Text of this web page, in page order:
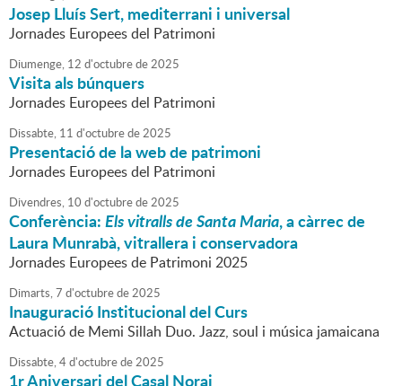
Josep Lluís Sert, mediterrani i universal
Jornades Europees del Patrimoni
Diumenge, 12 d'octubrede2025
Visita als búnquers
Jornades Europees del Patrimoni
Dissabte, 11 d'octubrede2025
Presentació de la web de patrimoni
Jornades Europees del Patrimoni
Divendres, 10 d'octubrede2025
Conferència:Els vitralls de Santa Maria, a càrrec de
Laura Munrabà, vitrallera i conservadora
Jornades Europees de Patrimoni 2025
Dimarts,7 d'octubrede2025
Inauguració Institucional del Curs
Actuació de Memi Sillah Duo. Jazz, soul i música jamaicana
Dissabte,4d'octubrede2025
1r Aniversari del Casal Norai